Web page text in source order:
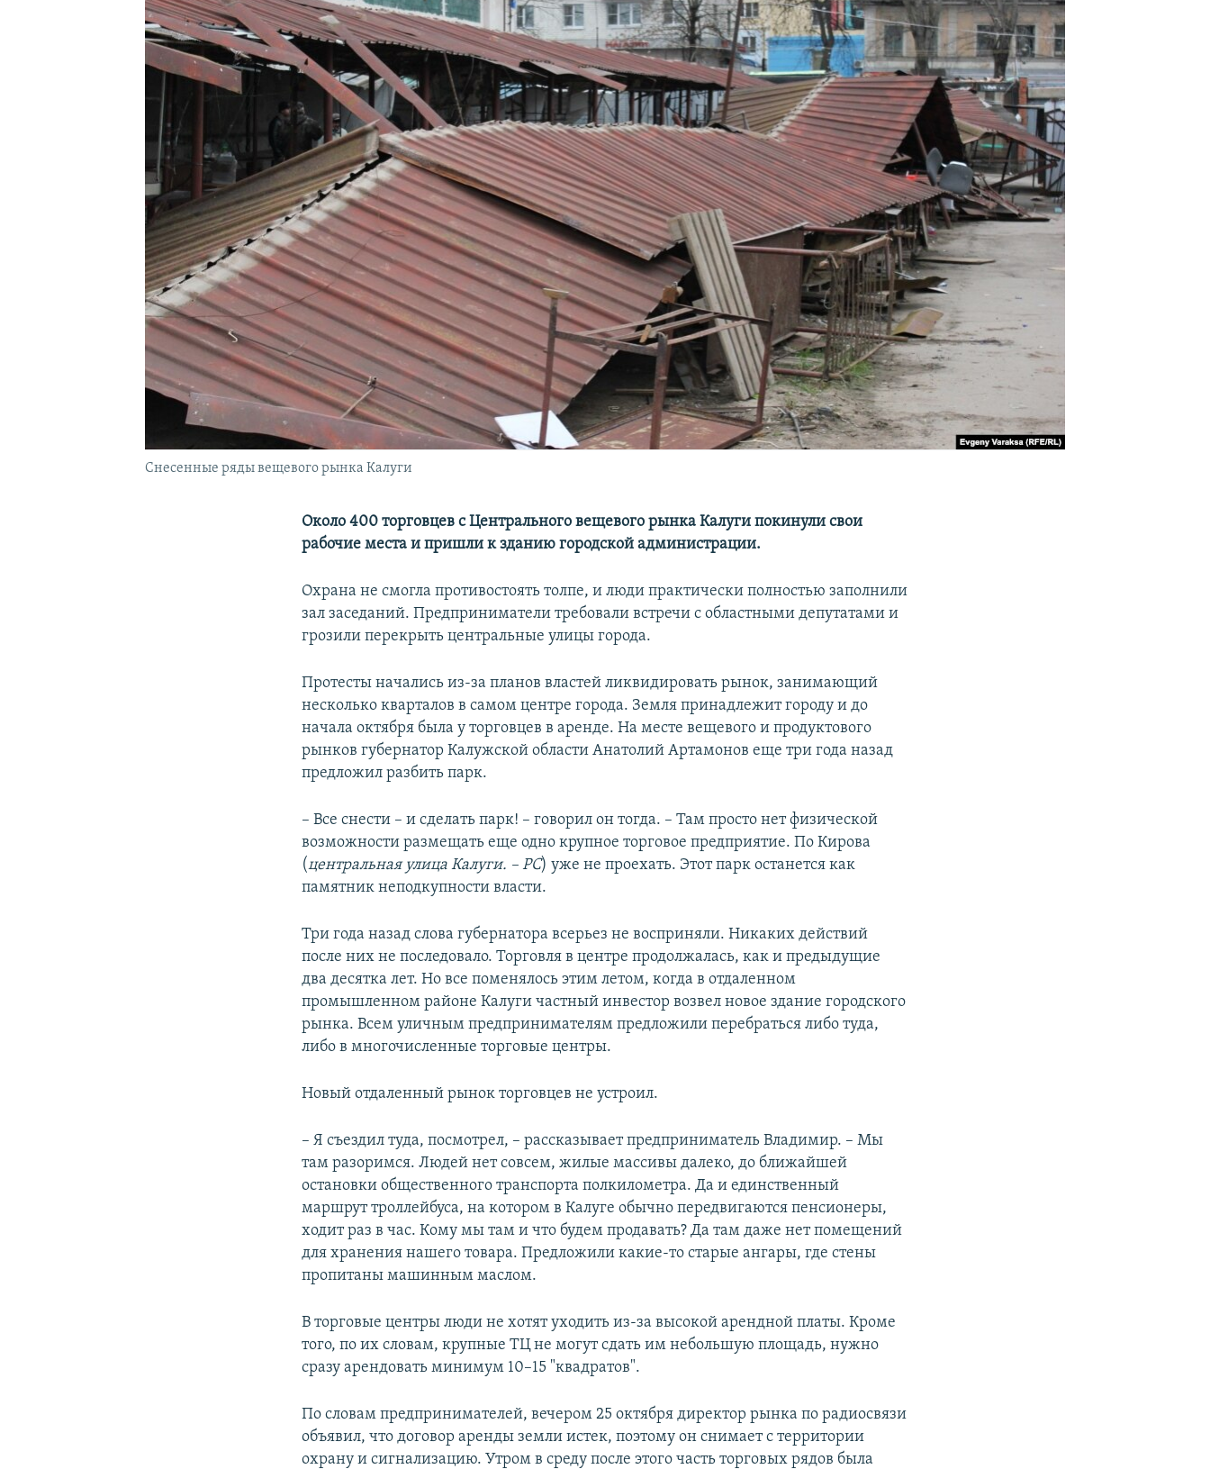
КРЫМ.НЕПОКОРЕННЫЙ
УКРАИНСКАЯ ПРОБЛЕМА КРЫМА
Снесенные ряды вещевого рынка Калуги
Около 400 торговцев с Центрального вещевого рынка Калуги покинули свои
рабочие места и пришли к зданию городской администрации.
Охрана не смогла противостоять толпе, и люди практически полностью заполнили
зал заседаний. Предприниматели требовали встречи с областными депутатами и
грозили перекрыть центральные улицы города.
Протесты начались из-за планов властей ликвидировать рынок, занимающий
несколько кварталов в самом центре города. Земля принадлежит городу и до
начала октября была у торговцев в аренде. На месте вещевого и продуктового
рынков губернатор Калужской области Анатолий Артамонов еще три года назад
предложил разбить парк.
– Все снести – и сделать парк! – говорил он тогда. – Там просто нет физической
возможности размещать еще одно крупное торговое предприятие. По Кирова
(центральная улица Калуги. – РС) уже не проехать. Этот парк останется как
памятник неподкупности власти.
Три года назад слова губернатора всерьез не восприняли. Никаких действий
после них не последовало. Торговля в центре продолжалась, как и предыдущие
два десятка лет. Но все поменялось этим летом, когда в отдаленном
промышленном районе Калуги частный инвестор возвел новое здание городского
рынка. Всем уличным предпринимателям предложили перебраться либо туда,
либо в многочисленные торговые центры.
Новый отдаленный рынок торговцев не устроил.
– Я съездил туда, посмотрел, – рассказывает предприниматель Владимир. – Мы
там разоримся. Людей нет совсем, жилые массивы далеко, до ближайшей
остановки общественного транспорта полкилометра. Да и единственный
маршрут троллейбуса, на котором в Калуге обычно передвигаются пенсионеры,
ходит раз в час. Кому мы там и что будем продавать? Да там даже нет помещений
для хранения нашего товара. Предложили какие-то старые ангары, где стены
пропитаны машинным маслом.
В торговые центры люди не хотят уходить из-за высокой арендной платы. Кроме
того, по их словам, крупные ТЦ не могут сдать им небольшую площадь, нужно
сразу арендовать минимум 10–15 "квадратов".
По словам предпринимателей, вечером 25 октября директор рынка по радиосвязи
объявил, что договор аренды земли истек, поэтому он снимает с территории
охрану и сигнализацию. Утром в среду после этого часть торговых рядов была